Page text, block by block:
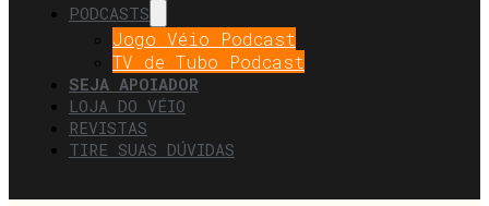
PODCASTS
Jogo Véio Podcast
TV de Tubo Podcast
SEJA APOIADOR
LOJA DO VÉIO
REVISTAS
TIRE SUAS DÚVIDAS